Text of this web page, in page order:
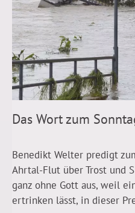
Das Wort zum
Benedikt Welter predigt
Ahrtal-Flut über Trost und
ganz ohne Gott aus, weil
ertrinken lässt, in dieser